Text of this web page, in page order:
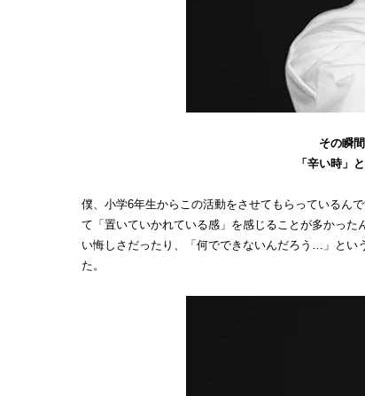
その瞬
「辛い時」
僕、小学6年生からこの活動をさせてもらっているん
て「置いていかれている感」を感じることが多かっ
い悔しさだったり、「何でできないんだろう…」とい
た。